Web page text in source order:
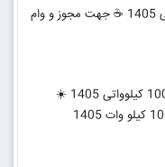
طرح توجیهی کافی شاپ و جگرکی 1405 ☕ جهت مجوز و وام
طرح توجیهی نیروگاه خورشیدی 100 کیلوواتی 1405 ☀️